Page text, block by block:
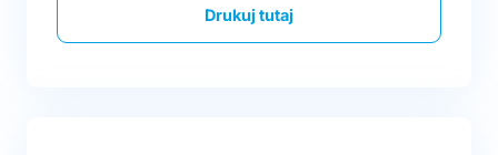
Drukuj tutaj